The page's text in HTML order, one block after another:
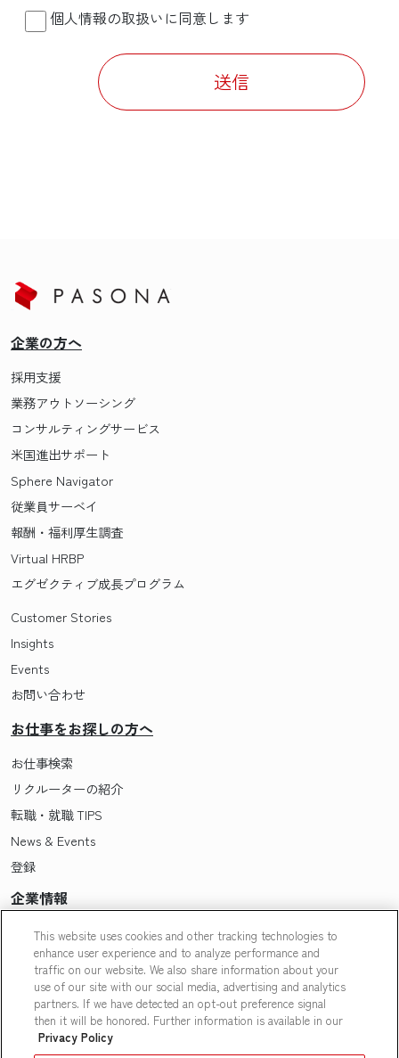
個人情報の取扱いに同意します
送信
企業の方へ
採用支援
業務アウトソーシング
コンサルティングサービス
米国進出サポート
Sphere Navigator
従業員サーベイ
報酬・福利厚生調査
Virtual HRBP
エグゼクティブ成長プログラム
Customer Stories
Insights
Events
お問い合わせ
お仕事をお探しの方へ
お仕事検索
リクルーターの紹介
転職・就職 TIPS
News & Events
登録
企業情報
Pasonaについて
会社概要・拠点一覧
採用情報
Our People
This website uses cookies and other tracking technologies to
enhance user experience and to analyze performance and
traffic on our website. We also share information about your
use of our site with our social media, advertising and analytics
partners. If we have detected an opt-out preference signal
then it will be honored. Further information is available in our
Privacy Policy